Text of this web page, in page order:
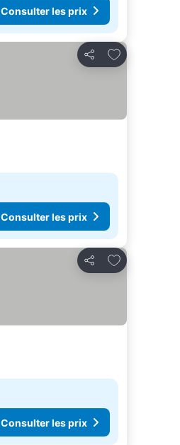
Consulter les prix
Partager
Ajouter à
Consulter les prix
Partager
Ajouter à
Consulter les prix